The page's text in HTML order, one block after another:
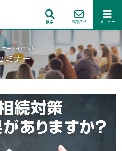
検索 お問合せ メニュー
ナー・イベント
ミナー